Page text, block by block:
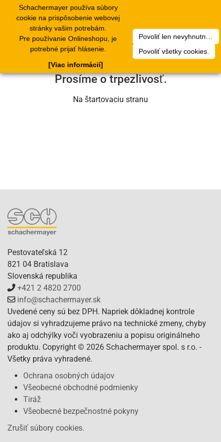
Schachermayer používa súbory
cookie na prispôsobenie webovej
stránky vašim potrebám.
Pre používanie Onlineshopu, je
potrebné prijať hlásenie.
Povoliť všetky cookies.
[Viac informácií]
Ľutujeme, ale došlo k technickej chybe.
Náš servisný tím na nej už pracuje.
Prosíme o trpezlivosť.
Na štartovaciu stranu
Pestovateľská 12
821 04 Bratislava
Slovenská republika
+421 2 4820 2700
info@schachermayer.sk
Uvedené ceny sú bez DPH. Napriek dôkladnej kontrole
údajov si vyhradzujeme právo na technické zmeny, chyby
ako aj odchýlky voči vyobrazeniu a popisu originálneho
produktu. Copyright © 2026 Schachermayer spol. s r.o. -
Všetky práva vyhradené.
Ochrana osobných údajov
Všeobecné obchodné podmienky
Tiráž
Všeobecné bezpečnostné pokyny
Zrušiť súbory cookies.